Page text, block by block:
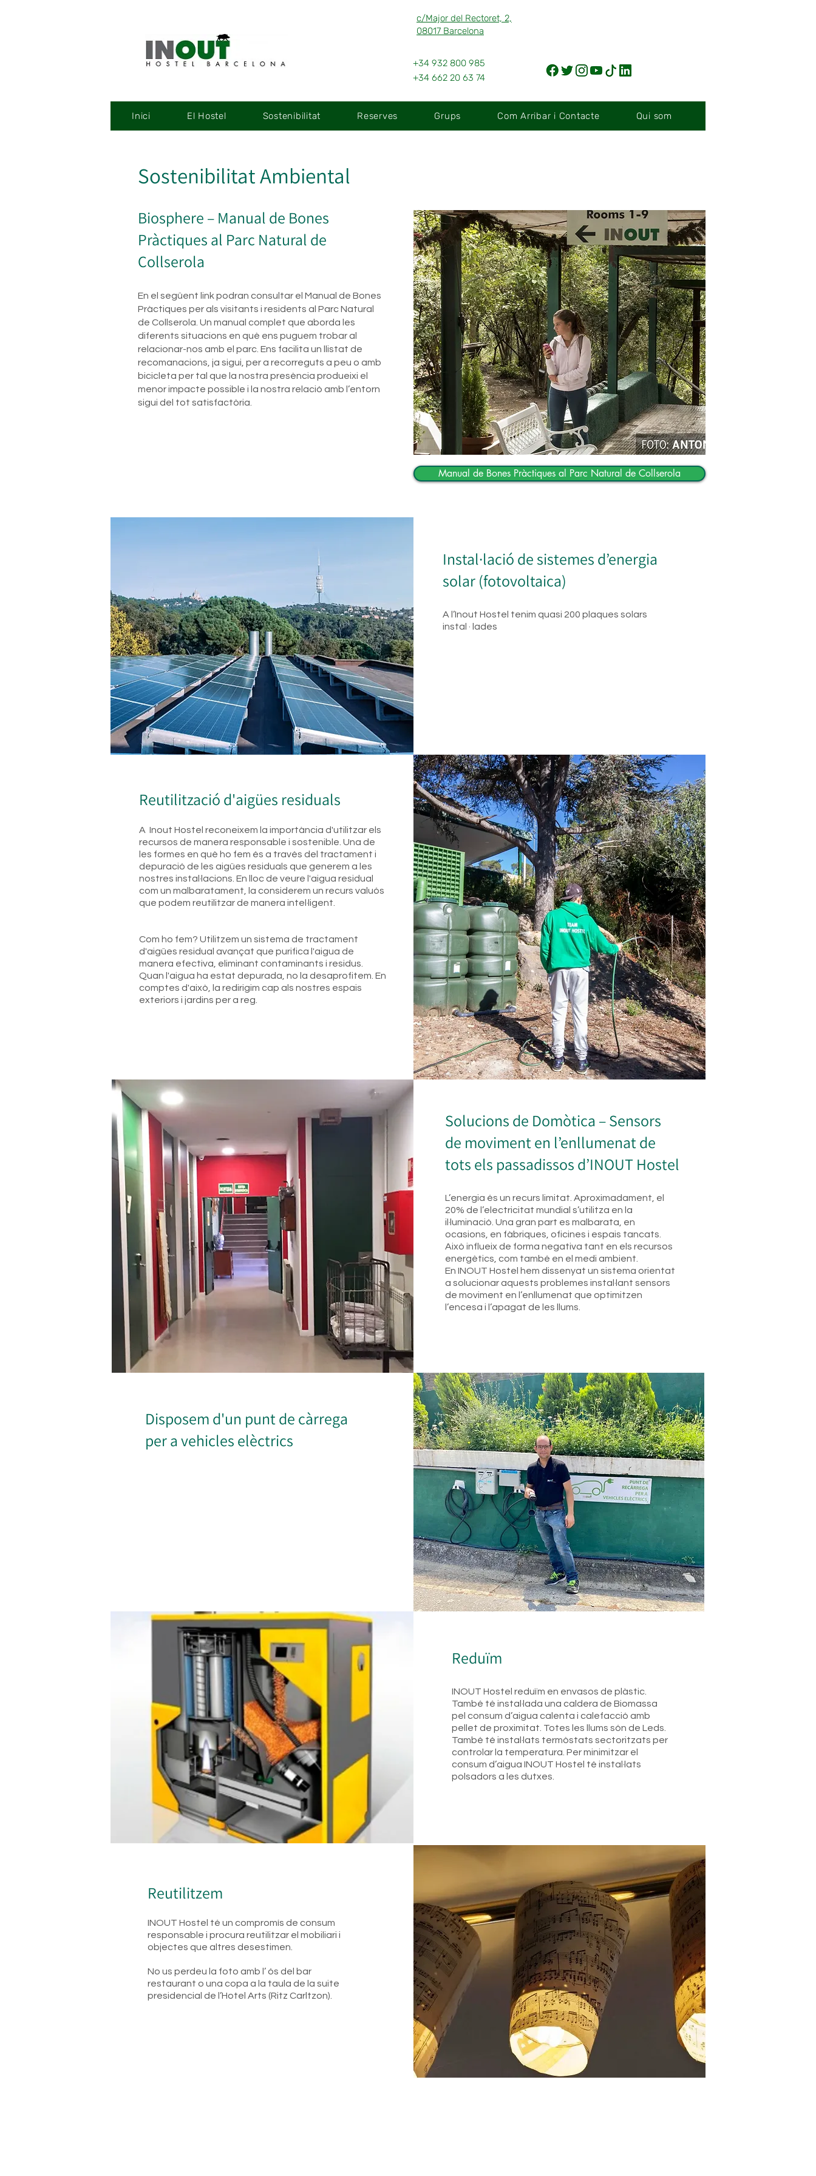
c/Major del Rectoret, 2,
08017 Barcelona
+34 932 800 985
+34 662 20 63 74
Inici El Hostel Sostenibilitat Reserves Grups Com Arribar i Contacte Qui som
Sostenibilitat Ambiental
Biosphere – Manual de Bones
Pràctiques al Parc Natural de
Collserola
En el següent link podran consultar el Manual de Bones
Pràctiques per als visitants i residents al Parc Natural
de Collserola. Un manual complet que aborda les
diferents situacions en què ens puguem trobar al
relacionar-nos amb el parc. Ens facilita un llistat de
recomanacions, ja sigui, per a recorreguts a peu o amb
bicicleta per tal que la nostra presència produeixi el
menor impacte possible i la nostra relació amb l’entorn
sigui del tot satisfactòria.
Manual de Bones Pràctiques al Parc Natural de Collserola
Instal·lació de sistemes d’energia
solar (fotovoltaica)
A l’Inout Hostel tenim quasi 200 plaques solars
instal · lades
Reutilització d'aigües residuals
A Inout Hostel reconeixem la importància d'utilitzar els
recursos de manera responsable i sostenible. Una de
les formes en què ho fem és a través del tractament i
depuració de les aigües residuals que generem a les
nostres instal·lacions. En lloc de veure l'aigua residual
com un malbaratament, la considerem un recurs valuós
que podem reutilitzar de manera intel·ligent.
Com ho fem? Utilitzem un sistema de tractament
d'aigües residual avançat que purifica l'aigua de
manera efectiva, eliminant contaminants i residus.
Quan l'aigua ha estat depurada, no la desaprofitem. En
comptes d'això, la redirigim cap als nostres espais
exteriors i jardins per a reg.
Solucions de Domòtica – Sensors
de moviment en l’enllumenat de
tots els passadissos d’INOUT Hostel
L’energia és un recurs limitat. Aproximadament, el
20% de l’electricitat mundial s’utilitza en la
il·luminació. Una gran part es malbarata, en
ocasions, en fàbriques, oficines i espais tancats.
Això influeix de forma negativa tant en els recursos
energètics, com també en el medi ambient.
En INOUT Hostel hem dissenyat un sistema orientat
a solucionar aquests problemes instal·lant sensors
de moviment en l’enllumenat que optimitzen
l’encesa i l’apagat de les llums.
Disposem d'un punt de càrrega
per a vehicles elèctrics
Reduïm​
INOUT Hostel reduïm en envasos de plàstic.
També té instal·lada una caldera de Biomassa
pel consum d’aigua calenta i calefacció amb
pellet de proximitat. Totes les llums són de Leds.
També té instal·lats termòstats sectoritzats per
controlar la temperatura. Per minimitzar el
consum d’aigua INOUT Hostel té instal·lats
polsadors a les dutxes.
Reutilitzem​
INOUT Hostel té un compromís de consum
responsable i procura reutilitzar el mobiliari i
objectes que altres desestimen.
No us perdeu la foto amb l’ ós del bar
restaurant o una copa a la taula de la suite
presidencial de l’Hotel Arts (Ritz Carltzon).